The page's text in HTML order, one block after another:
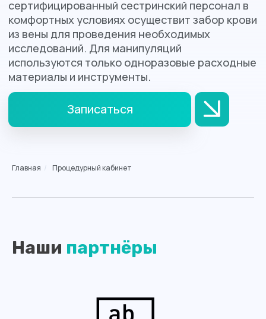
Записаться
Главная / Процедурный кабинет
Наши партнёры